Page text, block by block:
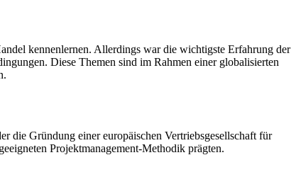
kennenlernen. Allerdings war die wichtigste Erfahrung der
Diese Themen sind im Rahmen einer globalisierten
die Gründung einer europäischen Vertriebsgesellschaft für
Projektmanagement-Methodik prägten.